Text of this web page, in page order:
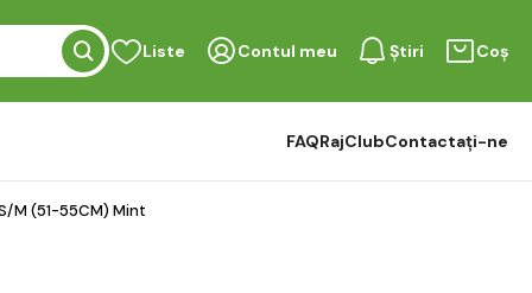
Liste Contul meu Știri Coș
FAQRajClubContactați-ne
M (51-55CM) Mint